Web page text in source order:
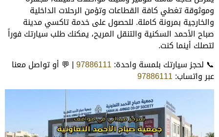
وموثوقة تغطي كافة القطاعات وتؤمن الرحلات الداخلية
والخارجية بمرونة كاملة. للحصول على خدمة تاكسي مدينة
صباح الأحمد السكنية والتنقل المريح، يمكنك طلب سيارتك فوراً
لتصلك أينما كنت.
📞 لحجز سيارتك بلمسة واحدة:97886111| 💬 أو تواصل معنا
عبر واتساب:97886111